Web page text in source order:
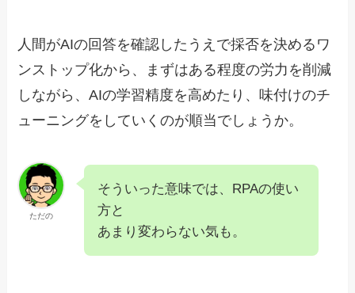
人間がAIの回答を確認したうえで採否を決めるワ
ンストップ化から、まずはある程度の労力を削減
しながら、AIの学習精度を高めたり、味付けのチ
ューニングをしていくのが順当でしょうか。
ただの
そういった意味では、RPAの使い
方と
あまり変わらない気も。